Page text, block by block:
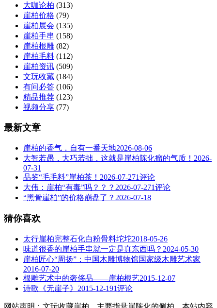
大咖论柏 (313)
崖柏价格 (79)
崖柏展会 (135)
崖柏手串 (158)
崖柏根雕 (82)
崖柏毛料 (112)
崖柏资讯 (509)
文玩收藏 (184)
有问必答 (106)
精品推荐 (123)
视频分享 (77)
最新文章
崖柏的香气，自有一番天地2026-08-06
大智若愚，大巧若拙，这就是崖柏陈化瘤的气质！ 2026-
07-31
品鉴“毛毛料”崖柏茶！ 2026-07-271评论
大伟：崖柏“有毒”吗？？？ 2026-07-271评论
“黑骨崖柏”的价格崩盘了？ 2026-07-18
猜你喜欢
太行崖柏完整石化白粉骨料坨坨2018-05-26
味道很香的崖柏手串就一定是真东西吗？ 2024-05-30
崖柏匠心“周扬”：中国木雕博物馆国家级木雕艺术家
2016-07-20
根雕艺术中的奢侈品——崖柏根艺2015-12-07
诗歌《无崖子》 2015-12-191评论
网站声明：文玩收藏崖柏，主要指悬崖陈化的侧柏。本站内容